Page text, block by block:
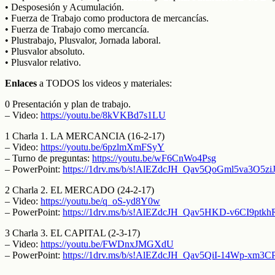
• Desposesión y Acumulación.
• Fuerza de Trabajo como productora de mercancías.
• Fuerza de Trabajo como mercancía.
• Plustrabajo, Plusvalor, Jornada laboral.
• Plusvalor absoluto.
• Plusvalor relativo.
Enlaces a TODOS los videos y materiales:
0 Presentación y plan de trabajo.
– Video: https://youtu.be/8kVKBd7s1LU
1 Charla 1. LA MERCANCIA (16-2-17)
– Video: https://youtu.be/6pzlmXmFSyY
– Turno de preguntas: https://youtu.be/wF6CnWo4Psg
– PowerPoint: https://1drv.ms/b/
2 Charla 2. EL MERCADO (24-2-17)
– Video: https://youtu.be/q_oS-yd8Y0w
– PowerPoint: https://1drv.ms/b/s!AlEZdcJH_Qav5HKD-
3 Charla 3. EL CAPITAL (2-3-17)
– Video: https://youtu.be/FWDnxJMGXdU
– PowerPoint: https://1drv.ms/b/s!AlEZdcJH_Qav5QiI-14Wp-